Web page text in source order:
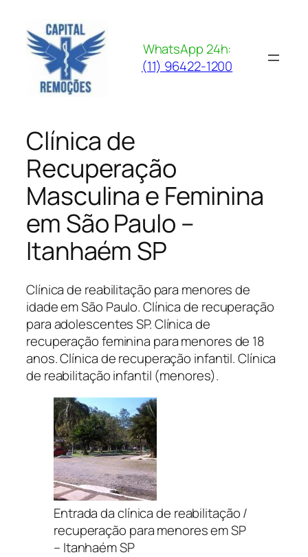
para
conteúdo
WhatsApp 24h:
(11) 96422-1200
Clínica de
Recuperação
Masculina e Feminina
em São Paulo –
Itanhaém SP
Clínica de reabilitação para menores de
idade em São Paulo. Clínica de recuperação
para adolescentes SP. Clínica de
recuperação feminina para menores de 18
anos. Clínica de recuperação infantil. Clínica
de reabilitação infantil (menores).
Entrada da clínica de reabilitação /
recuperação para menores em SP
– Itanhaém SP